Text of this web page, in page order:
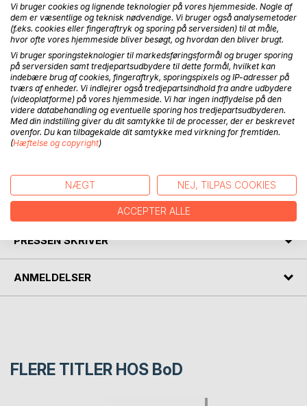
BESKRIVELSE
Korte tekster om politiske, filosofiske emner, om litteratur,
tanker om Gud, om liv og livets afslutning, dansk og fransk,
FORFATTER
PRESSEN SKRIVER
ANMELDELSER
FLERE TITLER HOS BoD
Vi bruger cookies og lignende teknologier på vores hjemmeside. Nogle af
dem er væsentlige og teknisk nødvendige. Vi bruger også analysemetoder
(f.eks. cookies eller fingeraftryk og sporing på serversiden) til at måle,
hvor ofte vores hjemmeside bliver besøgt, og hvordan den bliver brugt.
Vi bruger sporingsteknologier til markedsføringsformål og bruger sporing
på serversiden samt tredjepartsudbydere til dette formål, hvilket kan
indebære brug af cookies, fingeraftryk, sporingspixels og IP-adresser på
tværs af enheder. Vi indlejrer også tredjepartsindhold fra andre udbydere
(videoplatforme) på vores hjemmeside. Vi har ingen indflydelse på den
videre databehandling og eventuelle sporing hos tredjepartsudbyderen.
Med din indstilling giver du dit samtykke til de processer, der er beskrevet
ovenfor. Du kan tilbagekalde dit samtykke med virkning for fremtiden.
(Hæftelse og copyright)
NÆGT NEJ, TILPAS COOKIES
ACCEPTER ALLE